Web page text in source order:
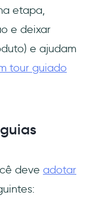
etapa,
e deixar
e ajudam
tour guiado
deve adotar